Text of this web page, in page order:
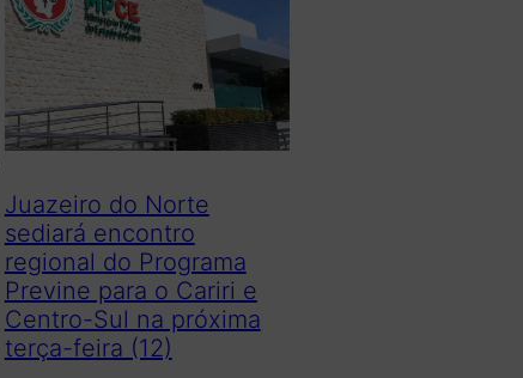
Juazeiro do Norte
sediará encontro
regional do Programa
Previne para o Cariri e
Centro-Sul na próxima
terça-feira (12)